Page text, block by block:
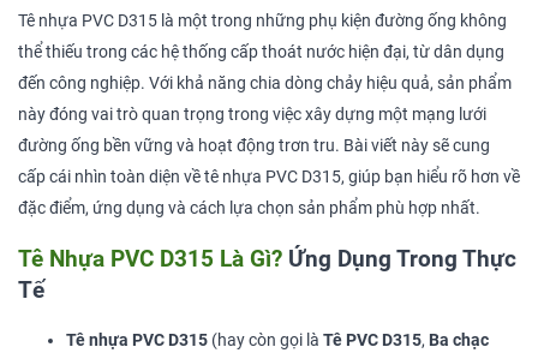
Tê nhựa PVC D315 là một trong những phụ kiện đường ống không
thể thiếu trong các hệ thống cấp thoát nước hiện đại, từ dân dụng
đến công nghiệp. Với khả năng chia dòng chảy hiệu quả, sản phẩm
này đóng vai trò quan trọng trong việc xây dựng một mạng lưới
đường ống bền vững và hoạt động trơn tru. Bài viết này sẽ cung
cấp cái nhìn toàn diện về tê nhựa PVC D315, giúp bạn hiểu rõ hơn về
đặc điểm, ứng dụng và cách lựa chọn sản phẩm phù hợp nhất.
Tê Nhựa PVC D315 Là Gì? Ứng Dụng Trong Thực
Tế
Tê nhựa PVC D315 (hay còn gọi là Tê PVC D315, Ba chạc